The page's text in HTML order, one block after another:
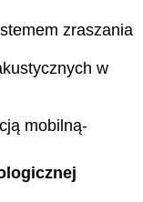
zraszania
w
mobilną-